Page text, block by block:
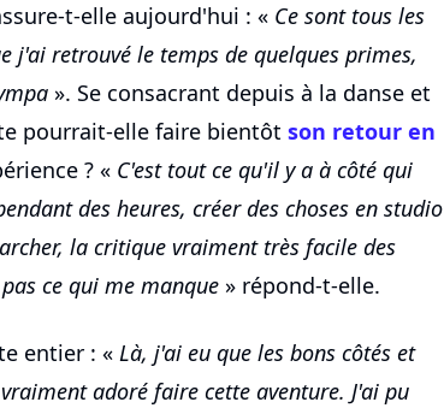
t-elle aujourd'hui : « Ce sont tous les
j'ai retrouvé le temps de quelques primes,
». Se consacrant depuis à la danse et
pourrait-elle faire bientôt son retour en
? « C'est tout ce qu'il y a à côté qui
des heures, créer des choses en studio
la critique vraiment très facile des
ce qui me manque » répond-t-elle.
entier : « Là, j'ai eu que les bons côtés et
adoré faire cette aventure. J'ai pu